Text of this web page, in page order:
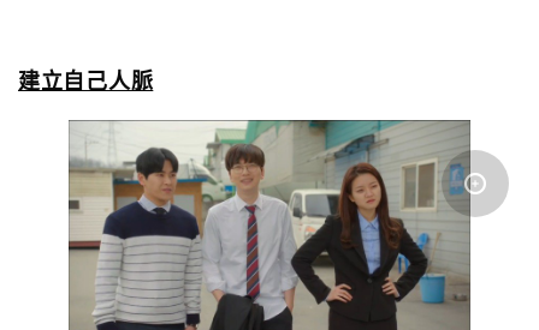
建立自己人脈